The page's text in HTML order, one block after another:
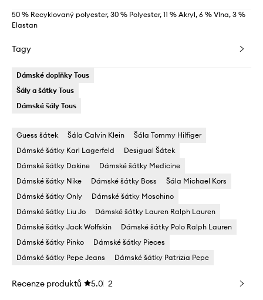
50 % Recyklovaný polyester, 30 % Polyester, 11 % Akryl, 6 % Vlna, 3 %
Elastan
Tagy
Dámské doplňky Tous
Šály a šátky Tous
Dámské šály Tous
Guess šátek Šála Calvin Klein
Šála Tommy Hilfiger
Dámské šátky Karl Lagerfeld
Desigual Šátek
Dámské šátky Dakine
Dámské šátky Medicine
Dámské šátky Nike
Dámské šátky Boss
Šála Michael Kors
Dámské šátky Only
Dámské šátky Moschino
Dámské šátky Liu Jo
Dámské šátky Lauren Ralph Lauren
Dámské šátky Jack Wolfskin
Dámské šátky Polo Ralph Lauren
Dámské šátky Pinko
Dámské šátky Pieces
Dámské šátky Pepe Jeans
Dámské šátky Patrizia Pepe
Recenze produktů 5.0 2